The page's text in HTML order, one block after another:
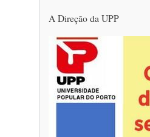
A Direção da UPP